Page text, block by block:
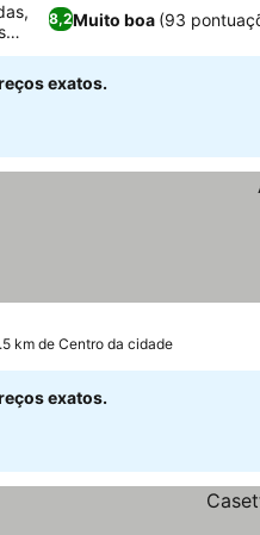
8,2Muito boa (93
exatos.
km de Centro da cidade
exatos.